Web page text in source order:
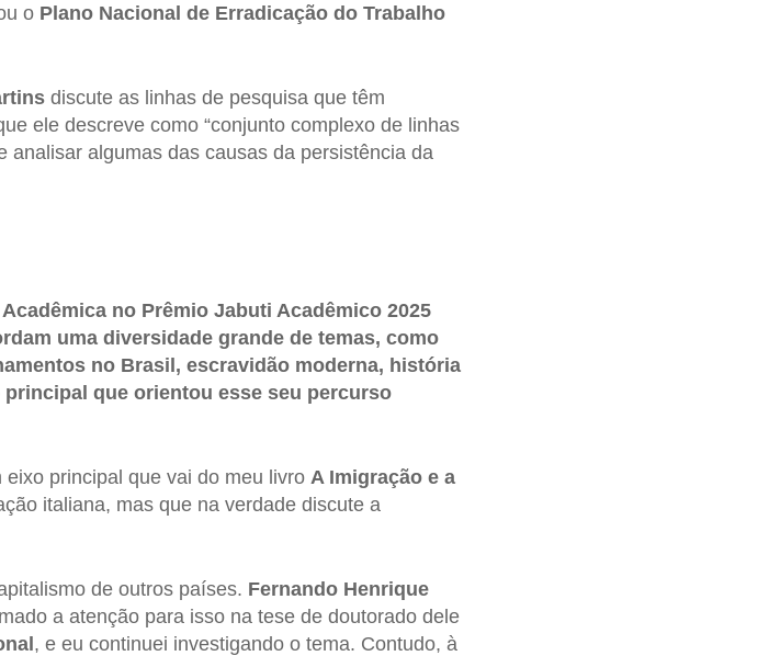
o Plano Nacional de Erradicação do Trabalho
discute as linhas de pesquisa que têm
ele descreve como “conjunto complexo de linhas
analisar algumas das causas da persistência da
no Prêmio Jabuti Acadêmico 2025
uma diversidade grande de temas, como
no Brasil, escravidão moderna, história
que orientou esse seu percurso
principal que vai do meu livro A Imigração e a
italiana, mas que na verdade discute a
de outros países. Fernando Henrique
a atenção para isso na tese de doutorado dele
, e eu continuei investigando o tema. Contudo, à